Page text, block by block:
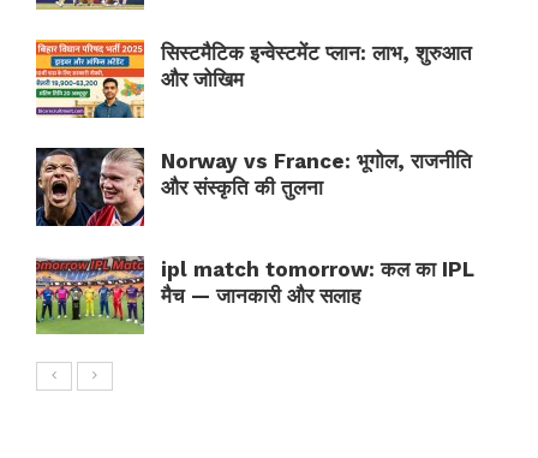
सिस्टमैटिक इन्वेस्टमेंट प्लान: लाभ, शुरुआत
और जोखिम
Norway vs France: भूगोल, राजनीति
और संस्कृति की तुलना
ipl match tomorrow: कल का IPL
मैच — जानकारी और सलाह